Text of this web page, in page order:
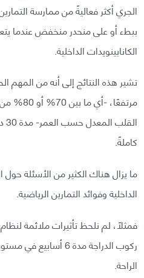
الجري أكثر فعاليةً من ممارسة
ببطء أو على منحدر منخفض عندما
الكانابينويدات الداخلية.
تشير هذه النتائج إلى أنه من
مرتفعًا،
كاملةً.
ما يزال هناك الكثير من الأسئلة حول
الداخلية وفوائد التمارين الرياضية.
فمثلًا، لم نلحظ تأثيرات ملائمة
ركوب الدراجة مدة 6
الراحة.